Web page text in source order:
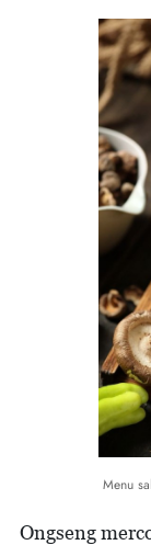
Menu
Ongseng